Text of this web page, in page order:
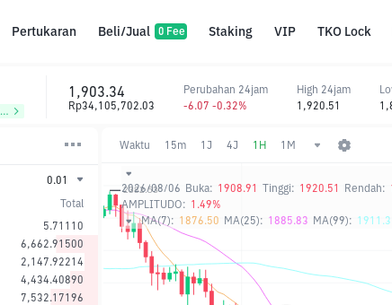
Pertukaran Beli/Jual 0 Fee Staking VIP TKO Lock
0.01
Total
5.71110
6,662.91500
2,147.92214
4,434.40890
7,532.17196
Waktu 15m 1J 4J 1H 1M
2026/08/06 Buka: 1908.91 Tinggi: 1920.51 Rendah:
AMPLITUDO: 1.49%
MA(7): 1876.50 MA(25): 1885.83 MA(99):
Diskon Biaya Trading
1,903.34
Rp34,105,702.03
Perubahan 24jam
-6.07 -0.32%
High 24jam
1,920.51